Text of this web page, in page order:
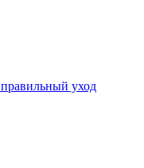
правильный уход